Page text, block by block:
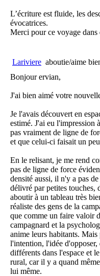
L’écriture est fluide, les
évocatrices.
Merci pour ce voyage dans
Lariviere aboutie/aime
Bonjour ervian,
J'ai bien aimé votre
Je l'avais découvert en
estimé. J'ai eu l'impression
pas vraiment de ligne de
et que celui-ci faisait un
En le relisant, je me rend
pas de ligne de force
densité aussi, il n'y a pas
délivré par petites touches,
aboutir à un tableau très
réaliste des gens de la
que comme un faire valoir
campagnard et la
anime leurs habitants.
l'intention, l'idée d'opposer,
différents dans l'espace et
rural, car il y a quand
lui même.